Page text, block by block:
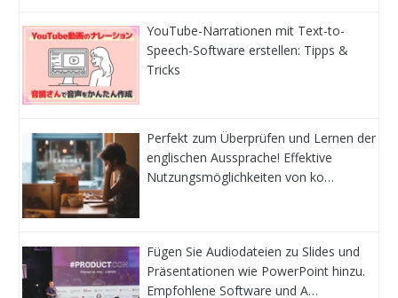
YouTube-Narrationen mit Text-to-
Speech-Software erstellen: Tipps &
Tricks
Perfekt zum Überprüfen und Lernen der
englischen Aussprache! Effektive
Nutzungsmöglichkeiten von ko…
Fügen Sie Audiodateien zu Slides und
Präsentationen wie PowerPoint hinzu.
Empfohlene Software und A…